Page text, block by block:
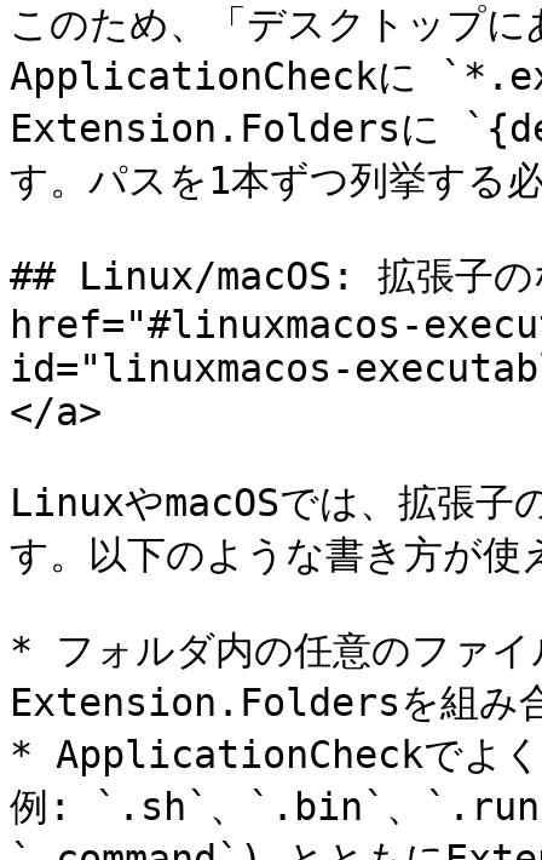
このため、「デスクトップ
ApplicationCheckに
Extension.Foldersに
す。パスを1本ずつ列挙する
## Linux/macOS: 拡張子の
href="#linuxmacos-
id="linuxmacos-
</a>
LinuxやmacOSでは、拡張子
す。以下のような書き方が使
* フォルダ内の任意のフ
Extension.Foldersを組み
* ApplicationCheckでよく
例: `.sh`、`.bin`、`.run`